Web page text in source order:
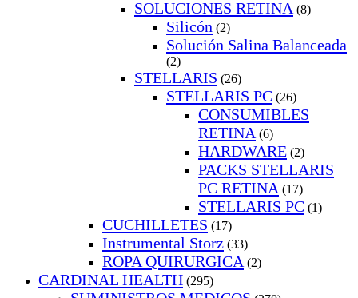
SOLUCIONES RETINA (8)
Silicón (2)
Solución Salina Balanceada
(2)
STELLARIS (26)
STELLARIS PC (26)
CONSUMIBLES
RETINA (6)
HARDWARE (2)
PACKS STELLARIS
PC RETINA (17)
STELLARIS PC (1)
CUCHILLETES (17)
Instrumental Storz (33)
ROPA QUIRURGICA (2)
CARDINAL HEALTH (295)